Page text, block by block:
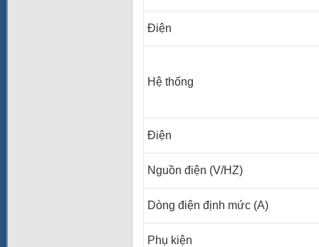
Điện
Hệ thống
Điện
Nguồn điện (V/HZ)
Dòng điện định mức (A)
Phụ kiện